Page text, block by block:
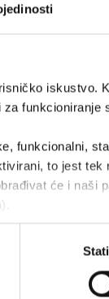
iskustvo.
funkcioniranje
funkcionalni,
to jest
će i naši
europskih